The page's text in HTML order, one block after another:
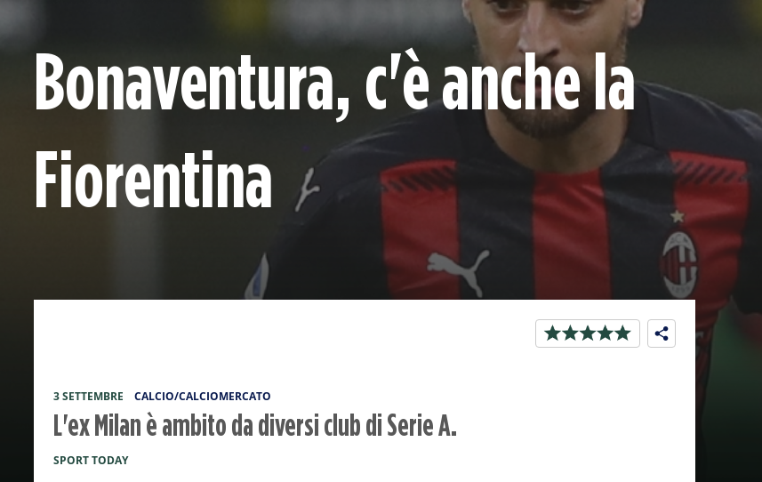
Bonaventura, c'è anche la
Fiorentina
3 SETTEMBRE CALCIO/CALCIOMERCATO
L'ex Milan è ambito da diversi club di Serie A.
SPORT TODAY